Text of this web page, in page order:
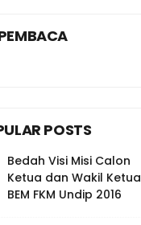
POSTS
Bedah Visi Misi Calon
Ketua dan Wakil Ketua
BEM FKM Undip 2016